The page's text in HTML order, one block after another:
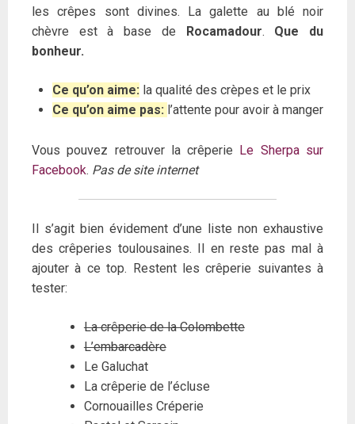
les crêpes sont divines. La galette au blé noir
chèvre est à base de Rocamadour. Que du
bonheur.
Ce qu’on aime: la qualité des crèpes et le prix
Ce qu’on aime pas: l’attente pour avoir à manger
Vous pouvez retrouver la crêperie Le Sherpa sur
Facebook. Pas de site internet
Il s’agit bien évidement d’une liste non exhaustive
des crêperies toulousaines. Il en reste pas mal à
ajouter à ce top. Restent les crêperie suivantes à
tester:
La crêperie de la Colombette
L’embarcadère
Le Galuchat
La crêperie de l’écluse
Cornouailles Créperie